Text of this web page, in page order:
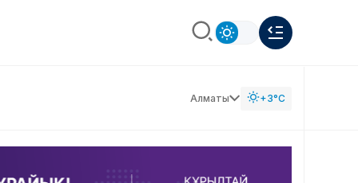
Алматы +3°C